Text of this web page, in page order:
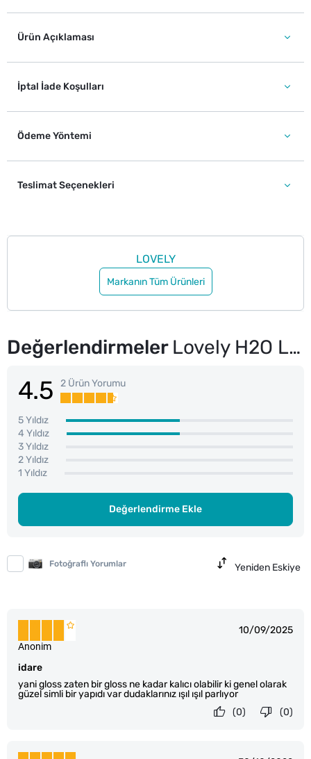
Ürün Açıklaması
İptal İade Koşulları
Ödeme Yöntemi
Teslimat Seçenekleri
LOVELY
Markanın Tüm Ürünleri
Değerlendirmeler Lovely H2O Lip Gloss No: 9
4.5 2 Ürün Yorumu
5 Yıldız
4 Yıldız
3 Yıldız
2 Yıldız
1 Yıldız
Değerlendirme Ekle
Fotoğraflı Yorumlar Yeniden Eskiye
10/09/2025
idare
yani gloss zaten bir gloss ne kadar kalıcı olabilir ki genel olarak
güzel simli bir yapıdı var dudaklarınız ışıl ışıl parlıyor
Anonim
(0)
(0)